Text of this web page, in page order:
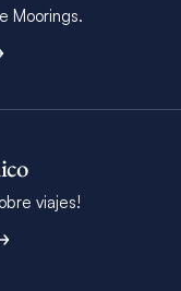
Moorings.
viajes!